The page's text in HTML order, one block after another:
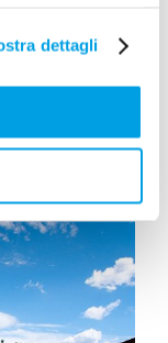
dettagli